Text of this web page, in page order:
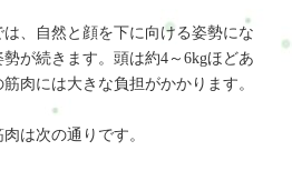
、自然と顔を下に向ける姿勢にな
が続きます。頭は約4～6kgほどあ
肉には大きな負担がかかります。
は次の通りです。